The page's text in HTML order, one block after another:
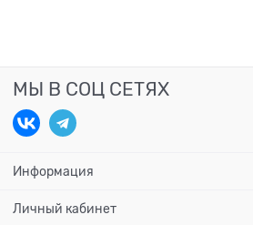
МЫ В СОЦ СЕТЯХ
Информация
Личный кабинет